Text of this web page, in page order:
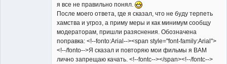
я все не правильно понял.
После моего ответа, где я сказал, что не буду терпеть
хамства и угроз, а приму меры и как минимум сообщу
модераторам, пришли разяснения. Обозначена
поправка: <!--fonto:Arial--><span style="font-family:Arial">
<!--/fonto-->Я сказал и повторяю мои фильмы я ВАМ
лично запрещаю качать. <!--fontc--></span><!--/fontc-->